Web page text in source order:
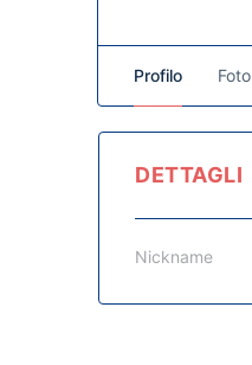
Profilo Foto
DETTAGLI
Nickname